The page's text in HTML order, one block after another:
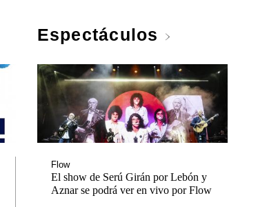
Espectáculos
Flow
El show de Serú Girán por Lebón y
Aznar se podrá ver en vivo por Flow